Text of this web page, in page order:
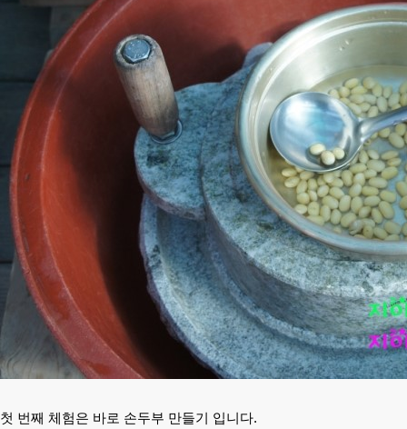
첫 번째 체험은 바로 손두부 만들기 입니다.